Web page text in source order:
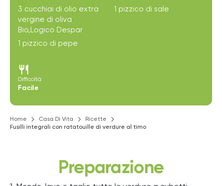
3 cucchiai di olio extra
vergine di oliva
Bio,Logico Despar
1 pizzico di sale
1 pizzico di pepe
restaurant
Difficoltà
Facile
Home Casa Di Vita
Ricette
Fusilli integrali con ratatouille di verdure al timo
Preparazione